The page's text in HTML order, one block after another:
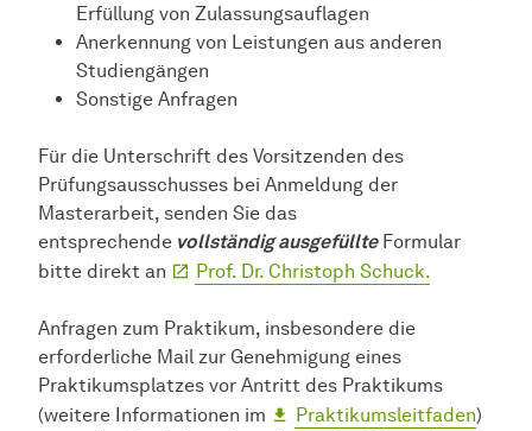
Erfüllung von Zulassungsauflagen
Anerkennung von Leistungen aus anderen
Studiengängen
Sonstige Anfragen
Für die Unterschrift des Vorsitzenden des
Prüfungsausschusses bei Anmeldung der
Masterarbeit, senden Sie das
entsprechende vollständig ausgefüllteFormular
bitte direkt an
Prof. Dr. Christoph Schuck.
Anfragen zum Praktikum, insbesondere die
erforderliche Mail zur Genehmigung eines
Praktikumsplatzes vor Antritt des Praktikums
(weitere Informationen im
Praktikumsleitfaden)